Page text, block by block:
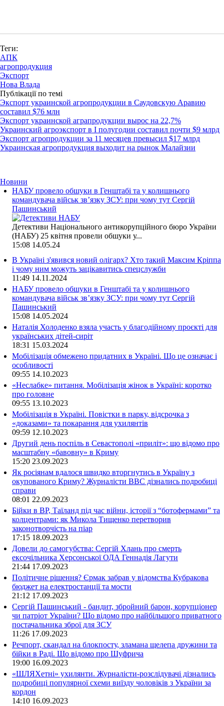
Теги:
АПК
агропродукция
Экспорт
Нова Влада
Публікації по темі
Экспорт украинской агропродукции в Саудовскую Аравию
составил $76 млн
Экспорт украинской аграпродукции вырос на 22,7%
Украинский агроэкспорт в І полугодии составил почти $9 млрд
Экспорт агропродукции за 11 месяцев превысил $17 млрд
Украинская агропродукция выходит на рынок Малайзии
Новини
НАБУ провело обшуки в Генштабі та у колишнього
командувача військ зв’язку ЗСУ: при чому тут Сергій
Пашинський
Детективи Національного антикорупційного бюро України
(НАБУ) 25 квітня провели обшуки у...
15:08 14.05.24
В Україні з'явився новий олігарх? Хто такий Максим Кріппа
і чому ним можуть зацікавитись спецслужби
11:49 14.11.2024
НАБУ провело обшуки в Генштабі та у колишнього
командувача військ зв’язку ЗСУ: при чому тут Сергій
Пашинський
15:08 14.05.2024
Наталія Холоденко взяла участь у благодійному проєкті для
українських дітей-сиріт
18:31 15.03.2024
Мобілізація обмежено придатних в Україні. Що це означає і
особливості
09:55 14.10.2023
«Неслабке» питання. Мобілізація жінок в Україні: коротко
про головне
09:55 13.10.2023
Мобілізація в Україні. Повістки в парку, відсрочка з
«доказами» та покарання для ухилянтів
09:59 12.10.2023
Другий день поспіль в Севастополі «приліт»: що відомо про
масштабну «бавовну» в Криму
15:20 23.09.2023
Як росіянам вдалося швидко вторгнутись в Україну з
окупованого Криму? Журналісти ВВС дізнались подробиці
справи
08:01 22.09.2023
Бійки в ВР, Таїланд під час війни, історії з “ботофермами” та
колцентрами: як Микола Тищенко перетворив
законотворчість на піар
17:15 18.09.2023
Довели до самогубства: Сергій Хлань про смерть
ексочільника Херсонської ОДА Геннадія Лагути
21:44 17.09.2023
Політичне рішення? Єрмак забрав у відомства Кубракова
бюджет на електростанції та мости
21:12 17.09.2023
Сергій Пашинський - бандит, збройний барон, корупціонер
чи патріот України? Що відомо про найбільшого приватного
постачальника зброї для ЗСУ
11:26 17.09.2023
Речпорт, скандал на блокпосту, зламана щелепа дружини та
бійки в Раді. Що відомо про Шуфрича
19:00 16.09.2023
«ШЛЯХетні» ухилянти. Журналісти-розслідувачі дізнались
подробиці популярної схеми виїзду чоловіків з України за
кордон
14:10 16.09.2023